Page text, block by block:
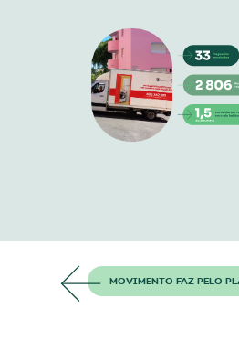
MOVIMENTO FAZ PELO